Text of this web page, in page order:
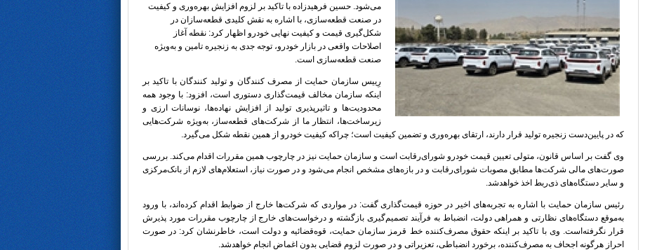
می‌شود. حسین فرهیدزاده با تاکید بر لزوم افزایش بهره‌وری و کیفیت
در صنعت قطعه‌سازی، با اشاره به نقش کلیدی قطعه‌سازان در
شکل‌گیری قیمت و کیفیت نهایی خودرو اظهار کرد: نقطه آغاز
اصلاحات واقعی در بازار خودرو، توجه جدی به زنجیره تامین و به‌ویژه
صنعت قطعه‌سازی است.
رِییس سازمان حمایت از مصرف کنندگان و تولید کنندگان با تاکید بر
اینکه سازمان مخالف قیمت‌گذاری دستوری است، افزود: با وجود همه
محدودیت‌ها و تاثیرپذیری تولید از افزایش نهاده‌ها، نوسانات ارزی و
زیرساخت‌ها، انتظار ما از شرکت‌های قطعه‌ساز، به‌ویژه شرکت‌هایی
که در پایین‌دست زنجیره تولید قرار دارند، ارتقای بهره‌وری و تضمین کیفیت است؛ چراکه کیفیت خودرو از همین نقطه شکل می‌گیرد.
وی گفت بر اساس قانون، متولی تعیین قیمت خودرو شورای‌رقابت است و سازمان حمایت نیز در چارچوب همین مقررات اقدام می‌کند. بررسی
صورت‌های مالی شرکت‌ها مطابق مصوبات شورای‌رقابت و در بازه‌های مشخص انجام می‌شود و در صورت نیاز، استعلام‌های لازم از بانک‌مرکزی
و سایر دستگاه‌های ذی‌ربط اخذ خواهدشد.
رئیس سازمان حمایت با اشاره به تجربه‌های اخیر در حوزه قیمت‌گذاری گفت: در مواردی که شرکت‌ها خارج از ضوابط اقدام کرده‌اند، با ورود
به‌موقع دستگاه‌های نظارتی و همراهی دولت، انضباط به فرآیند تصمیم‌گیری بازگشته و درخواست‌های خارج از چارچوب مقررات مورد پذیرش
قرار نگرفته‌است. وی با تاکید بر اینکه حقوق مصرف‌کننده خط قرمز سازمان حمایت، قوه‌قضائیه و دولت است، خاطرنشان کرد: در صورت
احراز هرگونه اجحاف به مصرف‌کننده، برخورد انضباطی، تعزیراتی و در صورت لزوم قضایی بدون اغماض انجام خواهدشد.